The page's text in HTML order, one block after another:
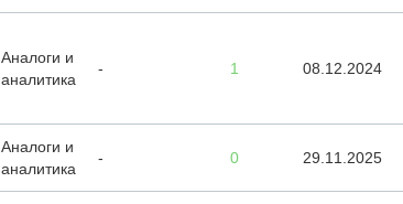
Аналоги и
аналитика
- 1 08.12.2024
Аналоги и
аналитика
- 0 29.11.2025